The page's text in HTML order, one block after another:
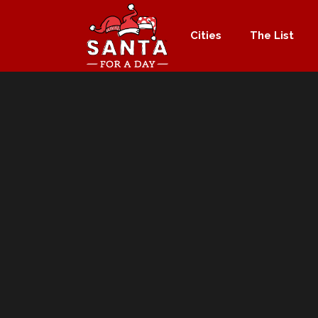
Cities The List